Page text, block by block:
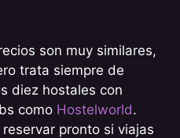
son muy similares,
trata siempre de
diez hostales con
como Hostelworld.
pronto si viajas